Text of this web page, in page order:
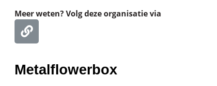
Meer weten? Volg deze organisatie via
Metalflowerbox